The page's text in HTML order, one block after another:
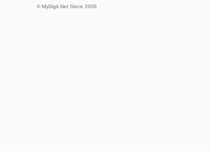
© MyDigit.Net Since 2006